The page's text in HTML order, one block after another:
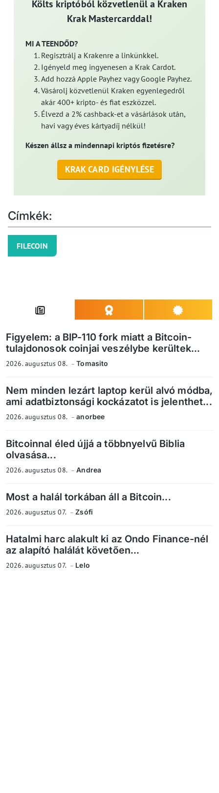
Költs kriptóból közvetlenül a Kraken
Krak Mastercarddal!
MI A TEENDŐD?
Regisztrálj a Krakenre a linkünkkel.
Igényeld meg ingyenesen a Krak Cardot.
Add hozzá Apple Payhez vagy Google Payhez.
Vásárolj közvetlenül Kraken egyenlegedről
akár 400+ kripto- és fiat eszközzel.
Élvezd a 2% cashback-et a vásárlások után,
havi vagy éves kártyadíj nélkül!
Készen állsz a mindennapi kriptós fizetésre?
KRAK CARD IGÉNYLÉSE
Címkék:
FILECOIN
Figyelem: a BIP-110 fork miatt a Bitcoin-
tulajdonosok coinjai veszélybe kerültek...
2026. augusztus 08. Tomasito
Nem minden lezárt laptop kerül alvó módba,
ami adatbiztonsági kockázatot is jelenthet...
2026. augusztus 08. anorbee
Bitcoinnal éled újjá a többnyelvű Biblia
olvasása...
2026. augusztus 08. Andrea
Most a halál torkában áll a Bitcoin...
2026. augusztus 07. Zsófi
Hatalmi harc alakult ki az Ondo Finance-nél
az alapító halálát követően...
2026. augusztus 07. Lelo